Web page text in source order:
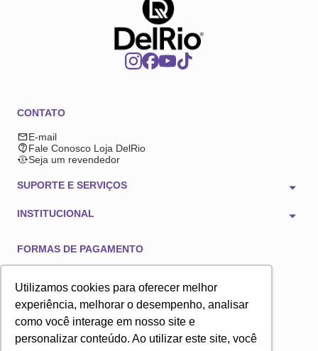
Utilizamos cookies para oferecer melhor
experiência, melhorar o desempenho, analisar
como você interage em nosso site e
personalizar conteúdo. Ao utilizar este site, você
CONTATO
E-mail
Fale Conosco Loja DelRio
Seja um revendedor
SUPORTE E SERVIÇOS
INSTITUCIONAL
FORMAS DE PAGAMENTO
TECNOLOGIA E SEGURANÇA